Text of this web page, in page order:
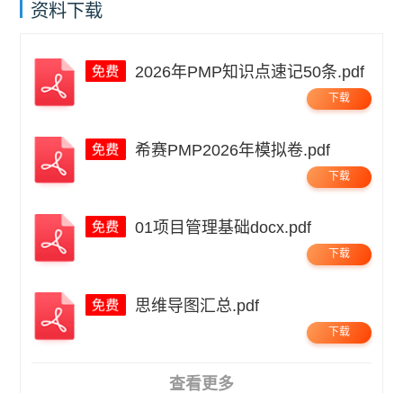
资料下载
2026年PMP知识点速记50条.pdf
下载
希赛PMP2026年模拟卷.pdf
下载
01项目管理基础docx.pdf
下载
思维导图汇总.pdf
下载
查看更多